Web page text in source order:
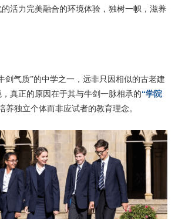
活力完美融合的环境体验，独树一帜，滋养
剑气质”的中学之一，远非只因相似的古老建
真正的原因在于其与牛剑一脉相承的“学院
养独立个体而非应试者的教育理念。